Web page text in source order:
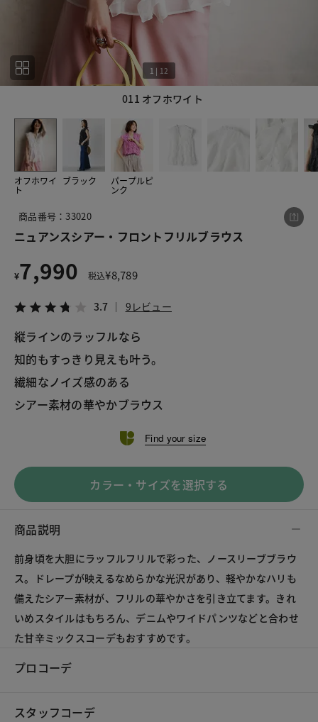
011 オフホワイト
1 | 12
オフホワイ
ト
ブラック パープルピ
ンク
商品番号：33020
ニュアンスシアー・フロントフリルブラウス
¥7,990 税込¥8,789
3.7 9レビュー
縦ラインのラッフルなら
知的もすっきり見えも叶う。
繊細なノイズ感のある
シアー素材の華やかブラウス
Find your size
カラー・サイズを選択する
商品説明
前身頃を大胆にラッフルフリルで彩った、ノースリーブブラウ
ス。ドレープが映えるなめらかな光沢があり、軽やかなハリも
備えたシアー素材が、フリルの華やかさを引き立てます。きれ
いめスタイルはもちろん、デニムやワイドパンツなどと合わせ
た甘辛ミックスコーデもおすすめです。
プロコーデ
スタッフコーデ
この商品をシェアする
ニュアンスシアー・フロントフリルブラウス
3.7 9レビュー
LINE